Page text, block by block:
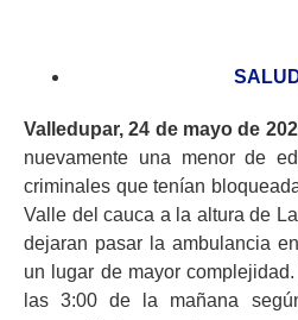
Valledupar, 24 de mayo de
nuevamente una menor de
criminales que tenían
Valle del cauca a la altura de
dejaran pasar la ambulancia
un lugar de mayor
las 3:00 de la mañana